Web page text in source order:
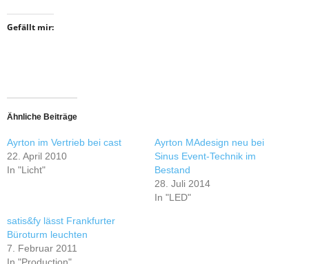
Gefällt mir:
Ähnliche Beiträge
Ayrton im Vertrieb bei cast
22. April 2010
In "Licht"
Ayrton MAdesign neu bei
Sinus Event-Technik im
Bestand
28. Juli 2014
In "LED"
satis&fy lässt Frankfurter
Büroturm leuchten
7. Februar 2011